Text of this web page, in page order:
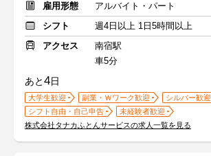
雇用形態
アルバイト・パート
シフト
週4日以上 1日5時間以上
アクセス
南宿駅
車5分
あと4日
大学生歓迎 副業・Ｗワーク歓迎
シルバー歓迎
シフト自由・自己申告
未経験者歓迎
株式会社タナカふとんサービスの求人一覧を見る